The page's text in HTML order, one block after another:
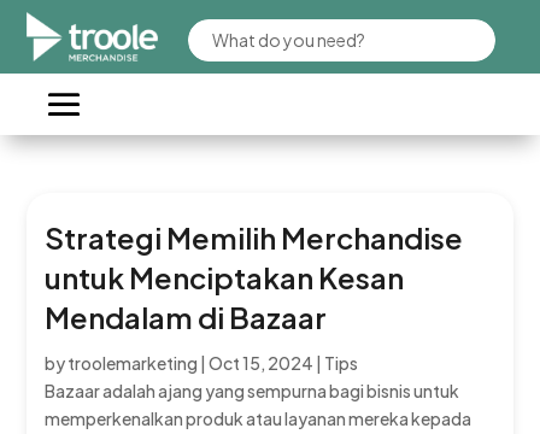
Strategi Memilih Merchandise
untuk Menciptakan Kesan
Mendalam di Bazaar
bytroolemarketing |Oct 15, 2024 | Tips
Bazaar adalah ajang yang sempurna bagi bisnis untuk
memperkenalkan produk atau layanan mereka kepada